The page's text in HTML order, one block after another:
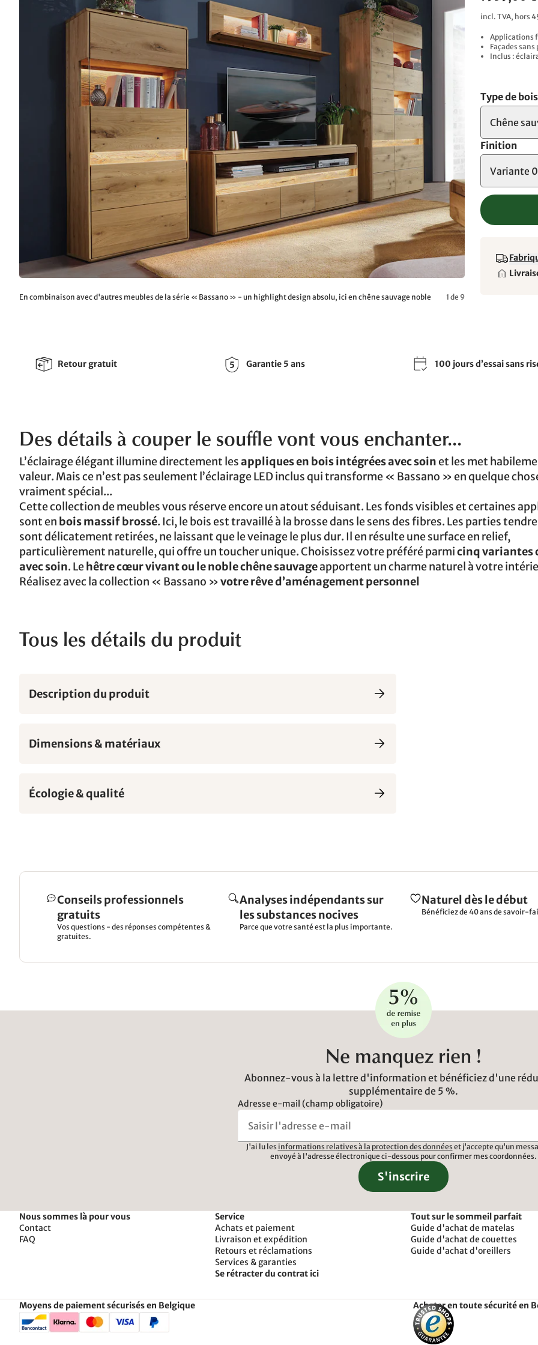
En combinaison avec d'autres meubles de la série « Bassano » - un highlight design absolu, ici en chêne sauvage noble 1 de 9
incl. TVA, hors
Applications
Façades
Inclus :
Type de bois
Chêne
Finition
Variante
Retour gratuit Garantie 5 ans 100 jours d’essai sans
Des détails à couper le souffle vont vous enchanter...
L’éclairage élégant illumine directement lesappliques en bois intégrées avec soin et les met
valeur. Mais ce n’est pas seulement l’éclairage LED inclus qui transforme « Bassano » en quelque
vraiment spécial...
Cette collection de meubles vous réserve encore un atout séduisant. Les fonds visibles et certaines
sont en bois massif brossé. Ici, le bois est travaillé à la brosse dans le sens des fibres. Les parties
sont délicatement retirées, ne laissant que le veinage le plus dur. Il en résulte une surface en relief,
particulièrement naturelle, qui offre un toucher unique. Choisissez votre préféré parmicinq variantes
avec soin. Lehêtre cœur vivant ou le noble chêne sauvageapportent un charme naturel à votre
Réalisez avec la collection « Bassano »votre rêve d’aménagement personnel
Tous les détails du produit
Description du produit
Dimensions & matériaux
Écologie & qualité
Conseils professionnels
gratuits
Vos questions - des réponses compétentes &
gratuites.
Analyses indépendants sur
les substances nocives
Parce que votre santé est la plus importante.
Naturel dès le début
Bénéficiez de 40 ans de savoir-
Ne manquez rien !
Abonnez-vous à la lettre d'information et bénéficiez d'une
supplémentaire de 5 %.
Adresse e-mail (champ obligatoire)
J'ai lu les informations relatives à la protection des données et j'accepte qu'un
envoyé à l'adresse électronique ci-dessous pour confirmer mes coordonnées.
S'inscrire
Nous sommes là pour vous
Contact
FAQ
Service
Achats et paiement
Livraison et expédition
Retours et réclamations
Services & garanties
Se rétracter du contrat ici
Tout sur le sommeil parfait
Guide d'achat de matelas
Guide d'achat de couettes
Guide d'achat d'oreillers
Moyens de paiement sécurisés en Belgique Acheter en toute sécurité en